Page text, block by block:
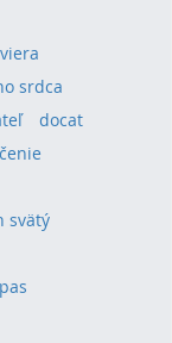
srdca
docat
svätý